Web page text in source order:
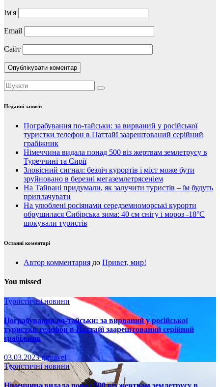
Ім'я
Email
Сайт
Недавні записи
Пограбування по-тайськи: за вирваний у російської
туристки телефон в Паттайї заарештований серійний
грабіжник
Німеччина видала понад 500 віз жертвам землетрусу в
Туреччині та Сирії
Зловісний сигнал: безліч курортів і міст може бути
зруйновано в березні мегаземлетрясеніем
На Тайвані придумали, як залучити туристів – їм будуть
приплачувати
На улюблені росіянами середземноморські курорти
обрушилася Сибірська зима: 40 см снігу і мороз -18°C
шокували туристів
Останні коментарі
Автор комментария до Привет, мир!
You missed
Туристичні новини
Пограбування по-тайськи: за вирваний у російської
туристки телефон в Паттайї заарештований серійний
грабіжник
03.03.2023ggtravel
Туристичні новини